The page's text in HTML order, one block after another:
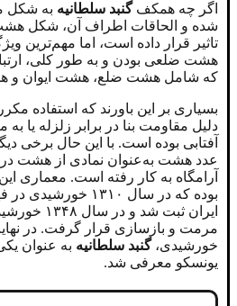
اگر چه همکفگنبد سلطانیه به شکل
شده و الحاقات اطراف آن، شکل
تاثیر قرار داده است، اما مهم‌ترین
هشت‌ ضلعی بودن و به‌ طور کلی،
که شامل هشت ضلع، هشت ایوان و
بسیاری بر این باورند که استفاده
دلیل مقاومت بنا در برابر زلزله یا
آفتابی بوده است. با این حال برخی
عدد هشت به‌عنوان نمادی از هشت
آرامگاه به کار رفته است. معماری
بوده که در سال ۱۳۱۰
خورشیدی،گنبد سلطانیه به عنوان
یونسکو معرفی شد.